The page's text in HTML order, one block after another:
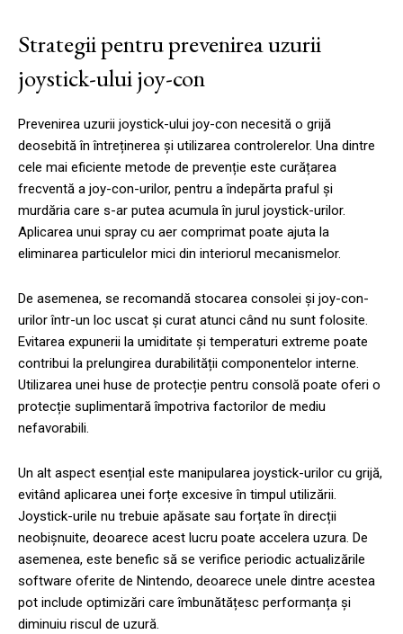
Strategii pentru prevenirea uzurii
joystick-ului joy-con
Prevenirea uzurii joystick-ului joy-con necesită o grijă
deosebită în întreținerea și utilizarea controlerelor. Una dintre
cele mai eficiente metode de prevenție este curățarea
frecventă a joy-con-urilor, pentru a îndepărta praful și
murdăria care s-ar putea acumula în jurul joystick-urilor.
Aplicarea unui spray cu aer comprimat poate ajuta la
eliminarea particulelor mici din interiorul mecanismelor.
De asemenea, se recomandă stocarea consolei și joy-con-
urilor într-un loc uscat și curat atunci când nu sunt folosite.
Evitarea expunerii la umiditate și temperaturi extreme poate
contribui la prelungirea durabilității componentelor interne.
Utilizarea unei huse de protecție pentru consolă poate oferi o
protecție suplimentară împotriva factorilor de mediu
nefavorabili.
Un alt aspect esențial este manipularea joystick-urilor cu grijă,
evitând aplicarea unei forțe excesive în timpul utilizării.
Joystick-urile nu trebuie apăsate sau forțate în direcții
neobișnuite, deoarece acest lucru poate accelera uzura. De
asemenea, este benefic să se verifice periodic actualizările
software oferite de Nintendo, deoarece unele dintre acestea
pot include optimizări care îmbunătățesc performanța și
diminuiu riscul de uzură.